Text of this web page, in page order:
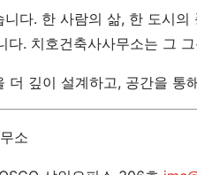
다. 한 사람의 삶, 한 도시
다. 치호건축사사무소는 그
더 깊이 설계하고, 공간을 통
소